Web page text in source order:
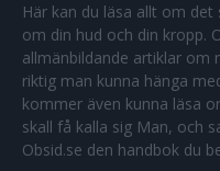
Här kan du läsa allt om
om din hud och din kropp.
allmänbildande artiklar om
riktig man kunna hänga
kommer även kunna läsa
skall få kalla sig Man, och
Obsid.se den handbok du